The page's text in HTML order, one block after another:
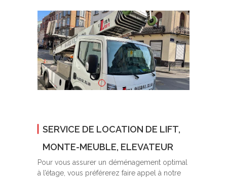
SERVICE DE LOCATION DE LIFT,
MONTE-MEUBLE, ELEVATEUR
Pour vous assurer un déménagement optimal
à l’étage, vous préférerez faire appel à notre